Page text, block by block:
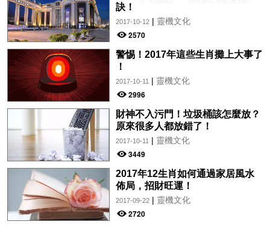
訣！
2017-10-12| 靈機文化
2570
警惕！2017年這些生肖攤上大事了
！
2017-10-11 | 靈機文化
2996
財神不入污門！垃圾桶該怎麼放？
原來很多人都放錯了！
2017-10-11 | 靈機文化
3449
2017年12生肖如何通過家居風水
佈局，招財旺運！
2017-09-22| 靈機文化
2720